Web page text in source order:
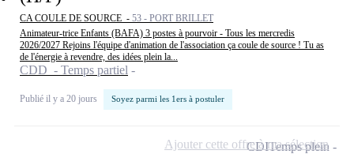
CA COULE DE SOURCE - 53 - PORT BRILLET
Animateur-trice Enfants (BAFA) 3 postes à pourvoir - Tous les mercredis
2026/2027 Rejoins l'équipe d'animation de l'association ça coule de source ! Tu as
de l'énergie à revendre, des idées plein la...
CDD - Temps partiel
Publié il y a 20 jours Soyez parmi les 1ers à postuler
CDITemps plein
Ajouter cette offre à ma sélection